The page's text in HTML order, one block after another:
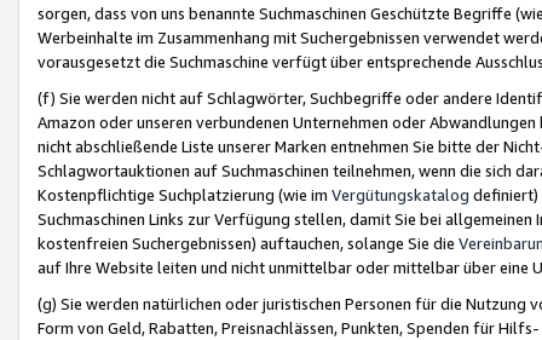
sorgen, dass von uns benannte Suchmaschinen Geschützte Begriffe
Werbeinhalte im Zusammenhang mit Suchergebnissen verwendet
vorausgesetzt die Suchmaschine verfügt über entsprechende
(f) Sie werden nicht auf Schlagwörter, Suchbegriffe oder andere
Amazon oder unseren verbundenen Unternehmen oder
nicht abschließende Liste unserer Marken entnehmen Sie bitte der
Schlagwortauktionen auf Suchmaschinen teilnehmen, wenn die sich
Kostenpflichtige Suchplatzierung (wie im Vergütungskatalog definiert)
Suchmaschinen Links zur Verfügung stellen, damit Sie bei
kostenfreien Suchergebnissen) auftauchen, solange Sie die
auf Ihre Website leiten und nicht unmittelbar oder mittelbar über eine
(g) Sie werden natürlichen oder juristischen Personen für die Nutzung
Form von Geld, Rabatten, Preisnachlässen, Punkten, Spenden für